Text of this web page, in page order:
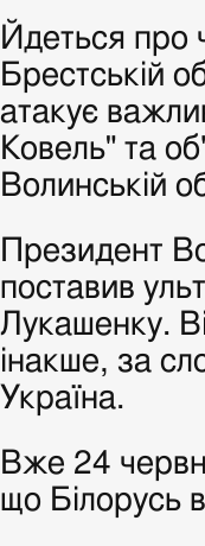
Йдеться про
Брестській
атакує
Ковель" та
Волинській
Президент
поставив
Лукашенку.
інакше, за
Україна.
Вже 24
що Білорусь